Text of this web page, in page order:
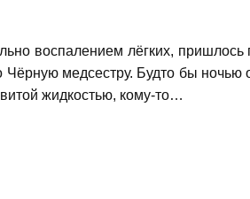
воспалением лёгких,
медсестру. Будто бы ночью
жидкостью, кому-то…